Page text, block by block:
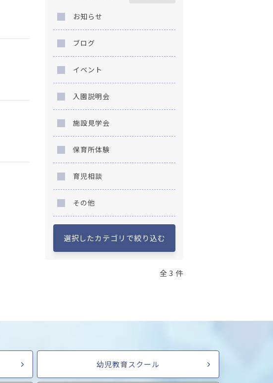
全 3 件
お知らせ
ブログ
イベント
入園説明会
施設見学会
保育所体験
育児相談
その他
選択したカテゴリで絞り込む
幼児教育スクール